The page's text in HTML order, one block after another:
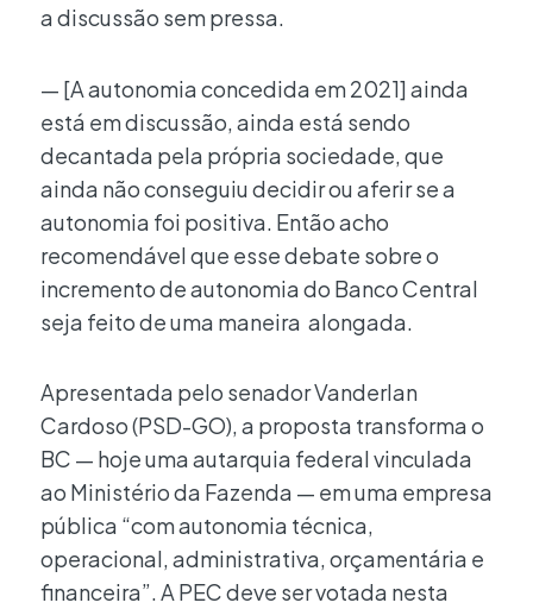
a discussão sem pressa.
— [A autonomia concedida em 2021] ainda
está em discussão, ainda está sendo
decantada pela própria sociedade, que
ainda não conseguiu decidir ou aferir se a
autonomia foi positiva. Então acho
recomendável que esse debate sobre o
incremento de autonomia do Banco Central
seja feito de uma maneira alongada.
Apresentada pelo senador Vanderlan
Cardoso (PSD-GO), a proposta transforma o
BC — hoje uma autarquia federal vinculada
ao Ministério da Fazenda — em uma empresa
pública “com autonomia técnica,
operacional, administrativa, orçamentária e
financeira”. A PEC deve ser votada nesta